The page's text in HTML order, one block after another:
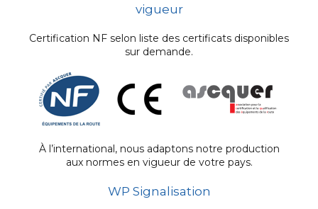
vigueur
Certification NF selon liste des certificats disponibles
sur demande.
À l’international, nous adaptons notre production
aux normes en vigueur de votre pays.
WP Signalisation